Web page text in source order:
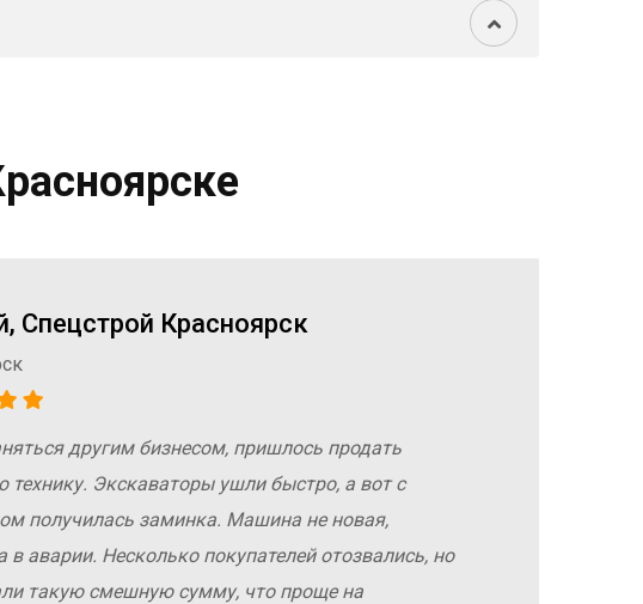
Спецстрой Красноярск
другим бизнесом, пришлось продать
технику. Экскаваторы ушли быстро, а вот с
получилась заминка. Машина не новая,
в аварии. Несколько покупателей отозвались, но
такую смешную сумму, что проще на